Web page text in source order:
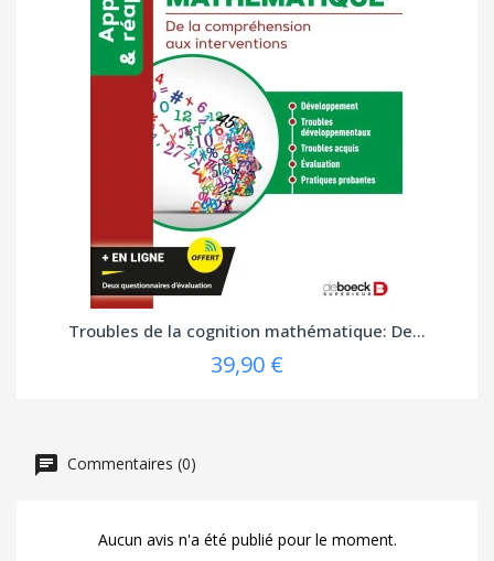
Troubles de la cognition mathématique: De...
39,90 €
Commentaires (0)
Aucun avis n'a été publié pour le moment.